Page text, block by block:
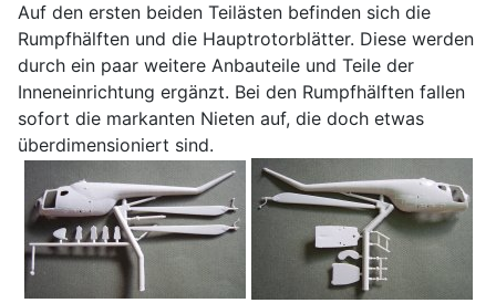
Auf den ersten beiden Teilästen befinden sich die
Rumpfhälften und die Hauptrotorblätter. Diese werden
durch ein paar weitere Anbauteile und Teile der
Inneneinrichtung ergänzt. Bei den Rumpfhälften fallen
sofort die markanten Nieten auf, die doch etwas
überdimensioniert sind.